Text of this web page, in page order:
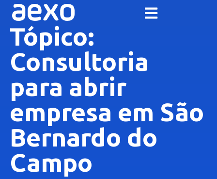
Tópico:
Consultoria
para abrir
empresa em São
Bernardo do
Campo